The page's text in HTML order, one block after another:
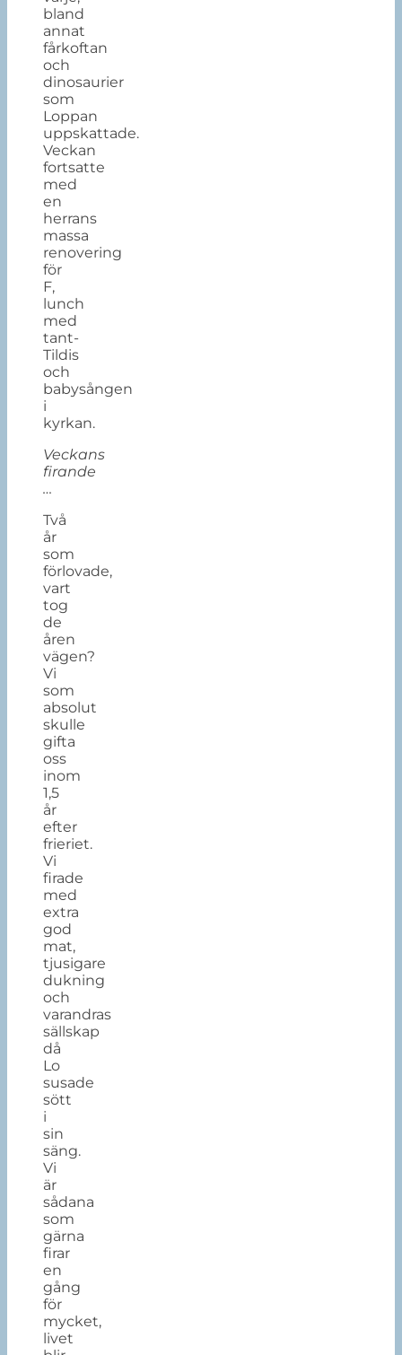
bland
annat
fårkoftan
och
dinosaurier
som
Loppan
uppskattade.
Veckan
fortsatte
med
en
herrans
massa
renovering
för
F,
lunch
med
tant-
Tildis
och
babysången
i
kyrkan.
Veckans
firande
…
Två
år
som
förlovade,
vart
tog
de
åren
vägen?
Vi
som
absolut
skulle
gifta
oss
inom
1,5
år
efter
frieriet.
Vi
firade
med
extra
god
mat,
tjusigare
dukning
och
varandras
sällskap
då
Lo
susade
sött
i
sin
säng.
Vi
är
sådana
som
gärna
firar
en
gång
för
mycket,
livet